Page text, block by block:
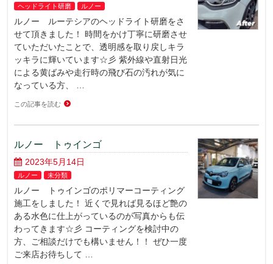
ヘッドライト研磨 ルノー
ルノー ルーテシアのヘッドライト研磨をさ
せて頂きました！ 時間をかけ丁寧に研磨させ
ていただいたことで、透明感を取り戻しキラ
ッキラに輝いています☆彡 紫外線や直射日光
による黄ばみや走行時の飛び石の汚れが気に
なっている方、 …
この記事を読む
ルノー トゥインゴ
2023年5月14日
ルノー 未分類
ルノー トゥインゴのポリマーコーティング
施工をしました！ 近くで見れば見るほど艶の
ある水色に仕上がっているのが写真からも伝
わってきます☆彡 コーティングを検討中の
方、ご相談だけでも構いません！！ ぜひ一度
ご来店お待ちして …